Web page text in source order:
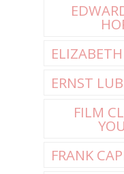
ERNST
FILM
FRANK